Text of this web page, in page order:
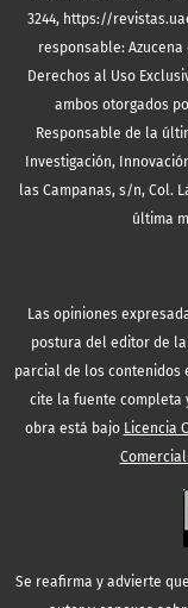
3244, https://
responsable: Azucena
Derechos al Uso
ambos otorgados
Responsable de la
Investigación,
las Campanas, s/n, Col.
última
Las opiniones
postura del editor de
parcial de los contenidos
cite la fuente completa
obra está bajo Licencia
Se reafirma y advierte